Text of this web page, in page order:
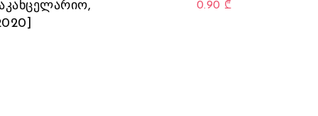
0.90 ₾